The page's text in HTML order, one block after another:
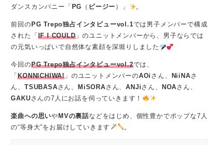
ダンスカンパニー「 PG （ ピージー ）」 。
前回の PG Trepo独占インタビューvol.1では男子メンバーで構成
された「 IF I COULD」のユニットメンバーから、男子ならでは
の元気いっぱいで自然体な素顔を深堀りしました
今回のPG Trepo独占インタビューvol.2では、
「KONNICHIWA! 」のユニットメンバーのAOi さん、 NiiNAさ
ん、 TSUBASAさん、 MiSORAさん、ANJiさん、 NOAさん、
GAKUさんの7人にお話を伺っていきます！
楽曲への思いや MVの裏話などをはじめ、個性豊かでポップな7人
の“等身大”をお届けしていきます
。